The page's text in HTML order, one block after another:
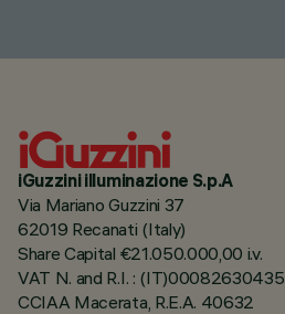
iGuzzini illuminazione S.p.A
Via Mariano Guzzini 37
62019 Recanati (Italy)
Share Capital €21.050.000,00 i.v.
VAT N. and R.I. : (IT)00082630435
CCIAA Macerata, R.E.A. 40632